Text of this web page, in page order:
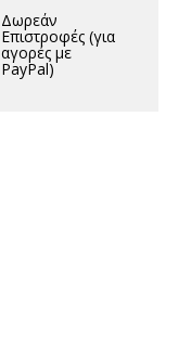
Δωρεάν
Eπιστροφές (για
αγορές με
PayPal)